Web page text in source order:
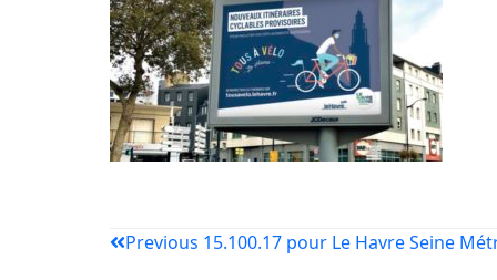
Previous 15.100.17 pour Le Havre Seine